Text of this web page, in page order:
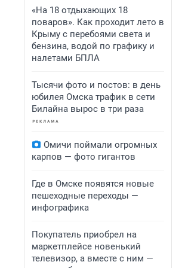
«На 18 отдыхающих 18
поваров». Как проходит лето в
Крыму с перебоями света и
бензина, водой по графику и
налетами БПЛА
Тысячи фото и постов: в день
юбилея Омска трафик в сети
Билайна вырос в три раза
Омичи поймали огромных
карпов — фото гигантов
Где в Омске появятся новые
пешеходные переходы —
инфографика
Покупатель приобрел на
маркетплейсе новенький
телевизор, а вместе с ним —